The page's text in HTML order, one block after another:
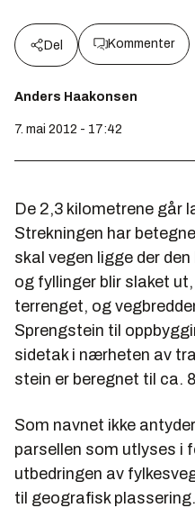
Del Kommenter
Anders Haakonsen
7. mai 2012 - 17:42
De 2,3 kilometrene går
Strekningen har
skal vegen ligge der
og fyllinger blir slaket
terrenget, og
Sprengstein til
sidetak i nærheten av
stein er beregnet til ca.
Som navnet ikke
parsellen som utlyses i
utbedringen av
til geografisk